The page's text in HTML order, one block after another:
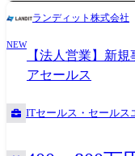
渉・納期等の各種条件交
のスケジュールマネジメン
ランディット株式会社
NEW
【法人営業】新
アセールス
ITセールス・セールス